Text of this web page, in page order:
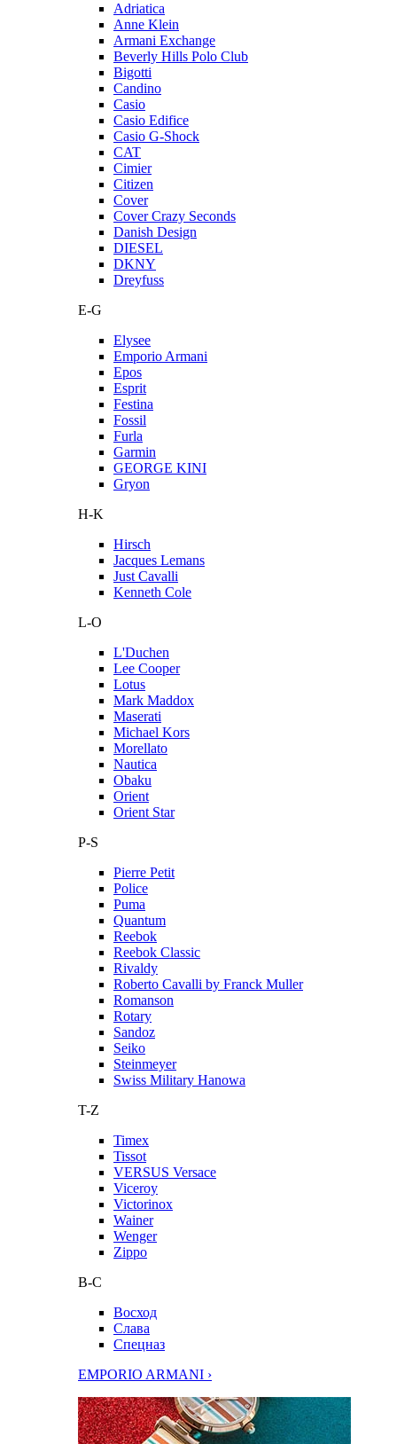
Adriatica
Anne Klein
Armani Exchange
Beverly Hills Polo Club
Bigotti
Candino
Casio
Casio Edifice
Casio G-Shock
CAT
Cimier
Citizen
Cover
Cover Crazy Seconds
Danish Design
DIESEL
DKNY
Dreyfuss
E-G
Elysee
Emporio Armani
Epos
Esprit
Festina
Fossil
Furla
Garmin
GEORGE KINI
Gryon
H-K
Hirsch
Jacques Lemans
Just Cavalli
Kenneth Cole
L-O
L'Duchen
Lee Cooper
Lotus
Mark Maddox
Maserati
Michael Kors
Morellato
Nautica
Obaku
Orient
Orient Star
P-S
Pierre Petit
Police
Puma
Quantum
Reebok
Reebok Classic
Rivaldy
Roberto Cavalli by Franck Muller
Romanson
Rotary
Sandoz
Seiko
Steinmeyer
Swiss Military Hanowa
T-Z
Timex
Tissot
VERSUS Versace
Viceroy
Victorinox
Wainer
Wenger
Zippo
В-С
Восход
Слава
Спецназ
EMPORIO ARMANI ›